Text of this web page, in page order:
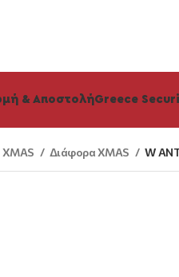
& ΑποστολήGreece
XMAS Διάφορα XMAS W